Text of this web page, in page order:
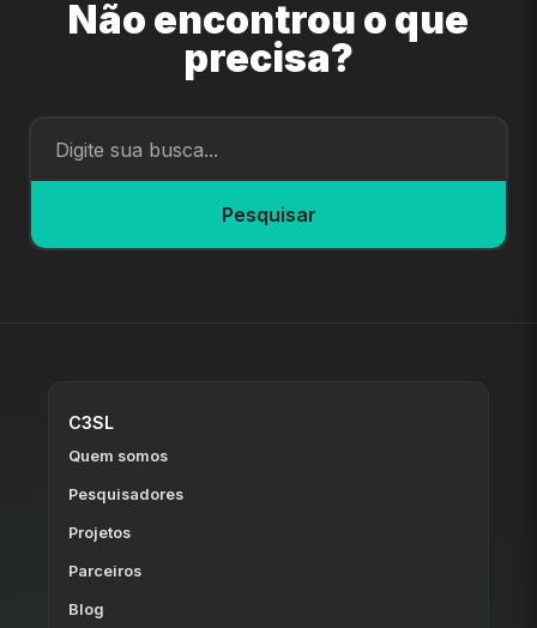
Não encontrou o que
precisa?
Pesquisar
C3SL
Quem somos
Pesquisadores
Projetos
Parceiros
Blog